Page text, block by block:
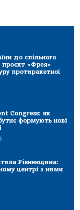
до спільного
«Фрея»
протиракетної
Congress: як
формують нові
Рівненщина:
центрі з ними